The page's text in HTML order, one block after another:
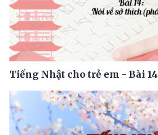
Tiếng Nhật cho trẻ em - Bài 14